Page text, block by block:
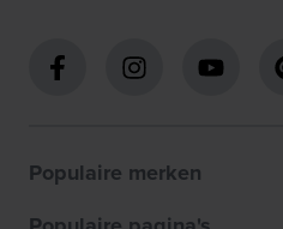
Populaire merken